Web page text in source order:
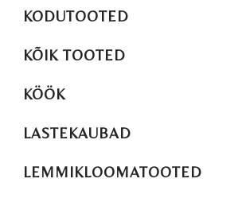
KODUTOOTED
KÕIK TOOTED
KÖÖK
LASTEKAUBAD
LEMMIKLOOMATOOTED